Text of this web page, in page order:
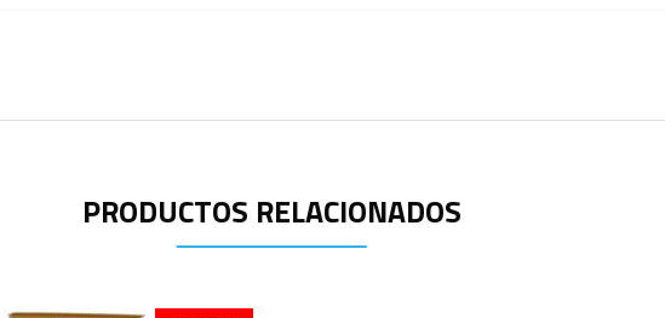
PRODUCTOS RELACIONADOS